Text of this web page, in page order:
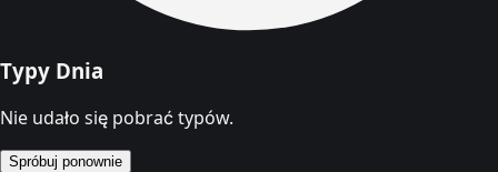
Typy Dnia
Nie udało się pobrać typów.
Spróbuj ponownie